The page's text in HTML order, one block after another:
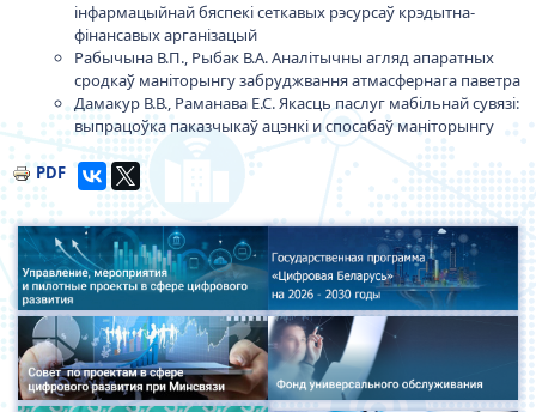
інфармацыйнай бяспекі сеткавых рэсурсаў крэдытна-
фінансавых арганізацый
Рабычына В.П., Рыбак В.А. Аналітычны агляд апаратных
сродкаў маніторынгу забруджвання атмасфернага паветра
Дамакур В.В., Раманава Е.С. Якасць паслуг мабільнай сувязі:
выпрацоўка паказчыкаў ацэнкі и спосабаў маніторынгу
PDF